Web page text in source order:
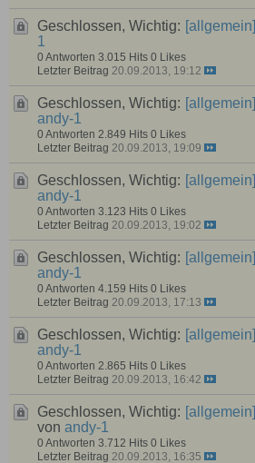
Geschlossen, Wichtig: [allgemein]
1
0 Antworten 3.015 Hits 0 Likes
Letzter Beitrag 20.09.2013, 19:12
Geschlossen, Wichtig: [allgemein]
andy-1
0 Antworten 2.849 Hits 0 Likes
Letzter Beitrag 20.09.2013, 19:09
Geschlossen, Wichtig: [allgemein]
andy-1
0 Antworten 3.123 Hits 0 Likes
Letzter Beitrag 20.09.2013, 19:02
Geschlossen, Wichtig: [allgemein]
andy-1
0 Antworten 4.159 Hits 0 Likes
Letzter Beitrag 20.09.2013, 17:13
Geschlossen, Wichtig: [allgemein]
andy-1
0 Antworten 2.865 Hits 0 Likes
Letzter Beitrag 20.09.2013, 16:42
Geschlossen, Wichtig: [allgemein]
von andy-1
0 Antworten 3.712 Hits 0 Likes
Letzter Beitrag 20.09.2013, 16:35